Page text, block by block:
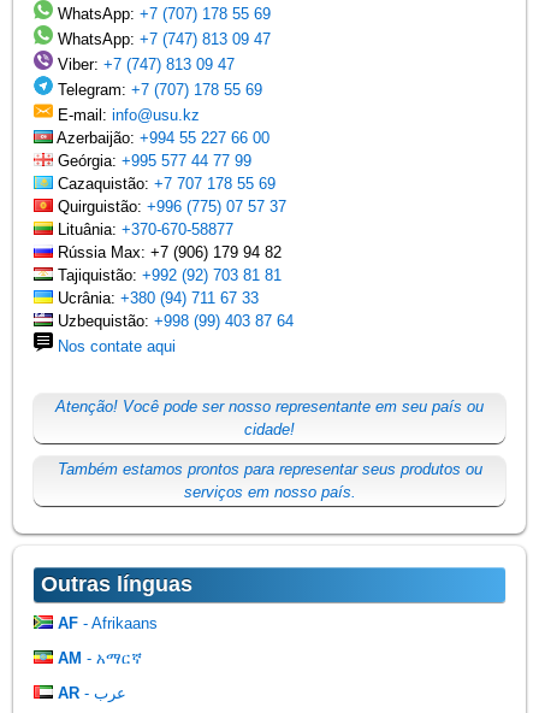
WhatsApp:+7 (707) 178 55 69
WhatsApp:+7 (747) 813 09 47
Viber:+7 (747) 813 09 47
Telegram:+7 (707) 178 55 69
E-mail:info@usu.kz
Azerbaijão:+994 55 227 66 00
Geórgia:+995 577 44 77 99
Cazaquistão:+7 707 178 55 69
Quirguistão:+996 (775) 07 57 37
Lituânia:+370-670-58877
Rússia Max: +7 (906) 179 94 82
Tajiquistão:+992 (92) 703 81 81
Ucrânia:+380 (94) 711 67 33
Uzbequistão:+998 (99) 403 87 64
Nos contate aqui
Atenção! Você pode ser nosso representante em seu país ou
cidade!
Também estamos prontos para representar seus produtos ou
serviços em nosso país.
Outras línguas
AF - Afrikaans
AM - አማርኛ
AR
- عرب